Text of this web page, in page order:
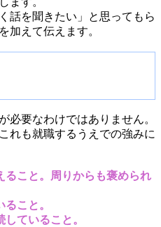
話を聞きたい」と思ってもら
加えて伝えます。
必要なわけではありません。
れも就職するうえでの強みに
こと。周りからも褒められ
こと。
ていること。